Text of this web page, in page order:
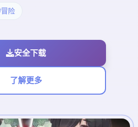
险
安全下载
了解更多